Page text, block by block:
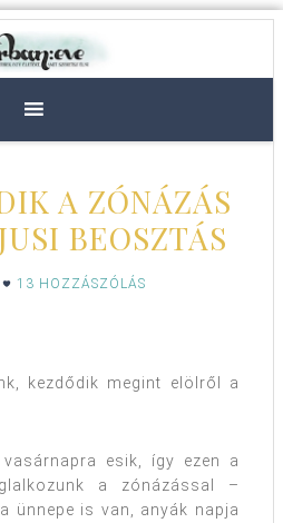
A ZÓNÁZÁS
BEOSZTÁS
13 HOZZÁSZÓLÁS
kezdődik megint elölről a
esik, így ezen a
a zónázással –
ünnepe is van, anyák napja